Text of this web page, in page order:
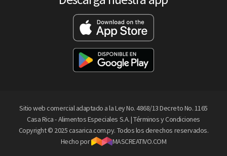
Sitio web comercial adaptado a la Ley No. 4868/13 Decreto No. 1165
Casa Rica - Alimentos Especiales S.A. |Términos y Condiciones
Copyright © 2025 casarica.com.py. Todos los derechos reservados.
Hecho por
MASCREATIVO.COM